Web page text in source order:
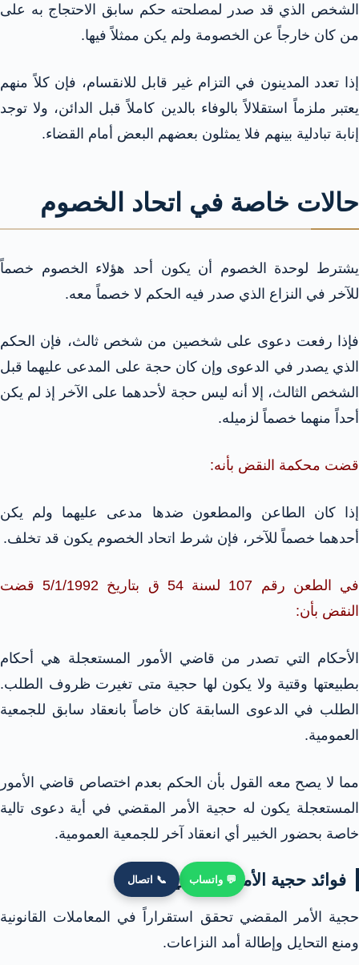
الشخص الذي قد صدر لمصلحته حكم سابق الاحتجاج به على
من كان خارجاً عن الخصومة ولم يكن ممثلاً فيها.
إذا تعدد المدينون في التزام غير قابل للانقسام، فإن كلاً منهم
يعتبر ملزماً استقلالاً بالوفاء بالدين كاملاً قبل الدائن، ولا توجد
إنابة تبادلية بينهم فلا يمثلون بعضهم البعض أمام القضاء.
حالات خاصة في اتحاد الخصوم
يشترط لوحدة الخصوم أن يكون أحد هؤلاء الخصوم خصماً
للآخر في النزاع الذي صدر فيه الحكم لا خصماً معه.
فإذا رفعت دعوى على شخصين من شخص ثالث، فإن الحكم
الذي يصدر في الدعوى وإن كان حجة على المدعى عليهما قبل
الشخص الثالث، إلا أنه ليس حجة لأحدهما على الآخر إذ لم يكن
أحداً منهما خصماً لزميله.
قضت محكمة النقض بأنه:
إذا كان الطاعن والمطعون ضدها مدعى عليهما ولم يكن
أحدهما خصماً للآخر، فإن شرط اتحاد الخصوم يكون قد تخلف.
في الطعن رقم 107 لسنة 54 ق بتاريخ 5/1/1992 قضت
النقض بأن:
الأحكام التي تصدر من قاضي الأمور المستعجلة هي أحكام
بطبيعتها وقتية ولا يكون لها حجية متى تغيرت ظروف الطلب.
الطلب في الدعوى السابقة كان خاصاً بانعقاد سابق للجمعية
العمومية.
مما لا يصح معه القول بأن الحكم بعدم اختصاص قاضي الأمور
المستعجلة يكون له حجية الأمر المقضي في أية دعوى تالية
خاصة بحضور الخبير أي انعقاد آخر للجمعية العمومية.
فوائد حجية الأمر المقضي
حجية الأمر المقضي تحقق استقراراً في المعاملات القانونية
ومنع التحايل وإطالة أمد النزاعات.
💬 واتساب 📞 اتصال